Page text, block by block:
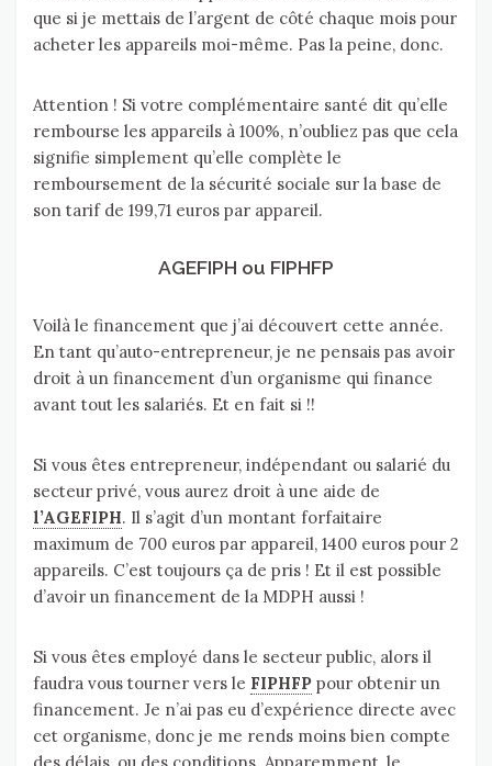
que si je mettais de l’argent de côté chaque mois pour
acheter les appareils moi-même. Pas la peine, donc.
Attention ! Si votre complémentaire santé dit qu’elle
rembourse les appareils à 100%, n’oubliez pas que cela
signifie simplement qu’elle complète le
remboursement de la sécurité sociale sur la base de
son tarif de 199,71 euros par appareil.
AGEFIPH ou FIPHFP
Voilà le financement que j’ai découvert cette année.
En tant qu’auto-entrepreneur, je ne pensais pas avoir
droit à un financement d’un organisme qui finance
avant tout les salariés. Et en fait si !!
Si vous êtes entrepreneur, indépendant ou salarié du
secteur privé, vous aurez droit à une aide de
l’AGEFIPH. Il s’agit d’un montant forfaitaire
maximum de 700 euros par appareil, 1400 euros pour 2
appareils. C’est toujours ça de pris ! Et il est possible
d’avoir un financement de la MDPH aussi !
Si vous êtes employé dans le secteur public, alors il
faudra vous tourner vers le FIPHFP pour obtenir un
financement. Je n’ai pas eu d’expérience directe avec
cet organisme, donc je me rends moins bien compte
des délais, ou des conditions. Apparemment, le